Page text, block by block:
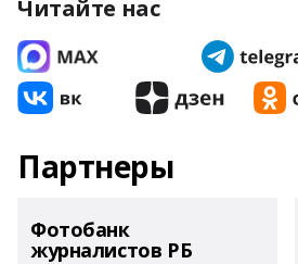
Читайте нас
Партнеры
Фотобанк
журналистов РБ